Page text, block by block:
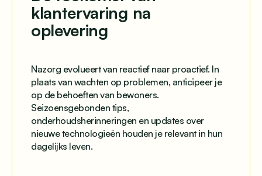
klantervaring na
oplevering
Nazorg evolueert van reactief naar proactief. In
plaats van wachten op problemen, anticipeer je
op de behoeften van bewoners.
Seizoensgebonden tips,
onderhoudsherinneringen en updates over
nieuwe technologieën houden je relevant in hun
dagelijks leven.